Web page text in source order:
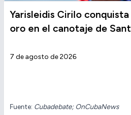
Yarisleidis Cirilo
oro en el canotaje de
7 de agosto de 2026
Fuente: Cubadebate; OnCubaNews